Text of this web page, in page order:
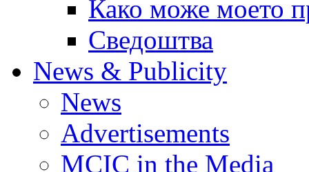
Како може моето
Сведоштва
News & Publicity
News
Advertisements
MCIC in the Media